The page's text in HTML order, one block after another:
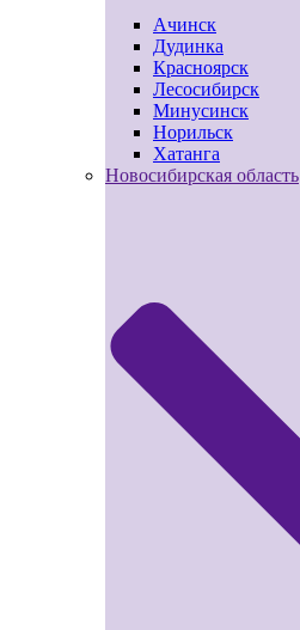
Ачинск
Дудинка
Красноярск
Лесосибирск
Минусинск
Норильск
Хатанга
Новосибирская область